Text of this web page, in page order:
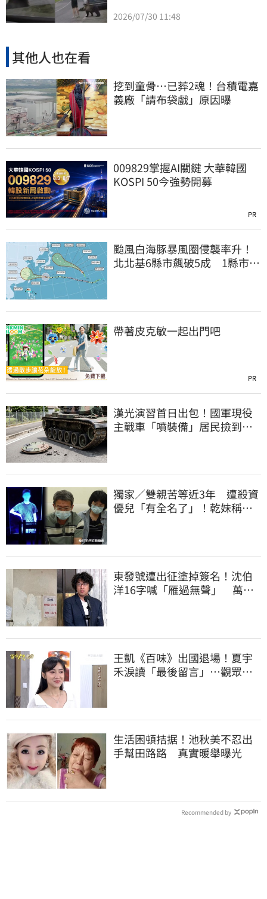
2026/07/30 11:48
其他人也在看
挖到童骨…已葬2魂！台積電嘉
義廠「請布袋戲」原因曝
009829掌握AI關鍵 大華韓國
KOSPI 50今強勢開募
PR
颱風白海豚暴風圈侵襲率升！
北北基6縣市飆破5成 1縣市
帶著皮克敏一起出門吧
PR
漢光演習首日出包！國軍現役
主戰車「噴裝備」居民撿到零
獨家／雙親苦等近3年 遭殺資
優兒「有全名了」！乾妹稱賠
東發號遭出征塗掉簽名！沈伯
洋16字喊「雁過無聲」 萬人
王凱《百味》出國退場！夏宇
禾淚讀「最後留言」…觀眾全
生活困頓拮据！池秋美不忍出
手幫田路路 真實暖舉曝光
Recommended by